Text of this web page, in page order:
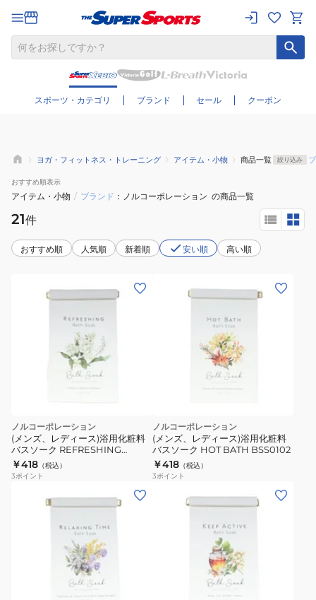
スポーツ・カテゴリ ブランド セール クーポン
さらに絞り込む
ヨガ・フィットネス・トレーニング アイテム・小物 商品一覧 絞り込み
おすすめ順表示
アイテム・小物 / ブランド ノルコーポレーション の商品一覧
21件
おすすめ順 人気順 新着順 安い順 高い順
ノルコーポレーション
(メンズ、レディース)浴用化粧料
バスソーク REFRESHING
BSS0101
￥418 （税込）
3ポイント
ノルコーポレーション
(メンズ、レディース)浴用化粧料
バスソーク HOT BATH BSS0102
￥418 （税込）
3ポイント